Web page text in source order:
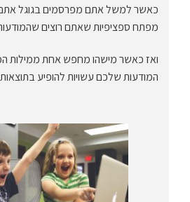
כאשר למשל אתם מפרסמים בגוגל אתם
מפתח ספציפיות שאתם רוצים שהמודעות
ואז כאשר מישהו מחפש אחת ממילות
המודעות שלכם עשויות להופיע